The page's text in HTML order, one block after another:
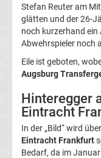
La
A
Türk.
Stefan Reuter am
glätten und der 26-
noch kurzerhand
Abwehrspieler noch
Eile ist geboten,
Augsburg
Hinteregger
Eintracht
In der „Bild“ wird
Eintracht Frankfurt
Bedarf, da im